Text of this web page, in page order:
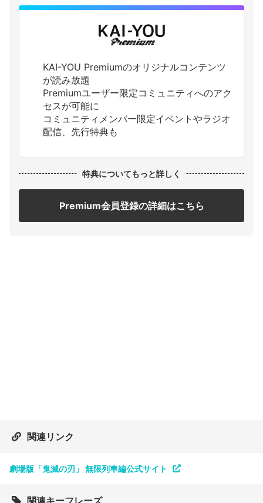
KAI-YOU Premiumのオリジナルコンテンツ
が読み放題
Premiumユーザー限定コミュニティへのアク
セスが可能に
コミュニティメンバー限定イベントやラジオ
配信、先行特典も
特典についてもっと詳しく
Premium会員登録の詳細はこちら
関連リンク
劇場版「鬼滅の刃」 無限列車編公式サイト
関連キーフレーズ